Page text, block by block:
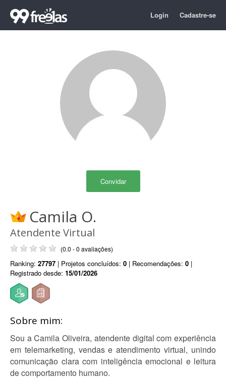
Login Cadastre-se
Convidar
Camila O.
Atendente Virtual
(0.0 - 0 avaliações)
Ranking: 27797 | Projetos concluídos: 0 | Recomendações: 0 |
Registrado desde: 15/01/2026
Sobre mim:
Sou a Camila Oliveira, atendente digital com experiência
em telemarketing, vendas e atendimento virtual, unindo
comunicação clara com inteligência emocional e leitura
de comportamento humano.